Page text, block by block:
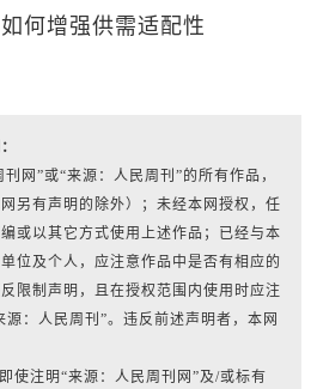
何增强供需适配性
网”或“来源：人民周刊”的所有作品，
另有声明的除外）；未经本网授权，任
或以其它方式使用上述作品；已经与本
位及个人，应注意作品中是否有相应的
限制声明，且在授权范围内使用时应注
源：人民周刊”。违反前述声明者，本网
使注明“来源：人民周刊网”及/或标有